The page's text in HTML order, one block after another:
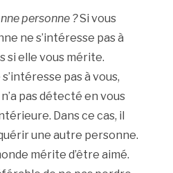
personne ?Si vous
ne s’intéresse pas à
si elle vous mérite.
pas à vous,
pas détecté en vous
Dans ce cas, il
une autre personne.
mérite d’être aimé.